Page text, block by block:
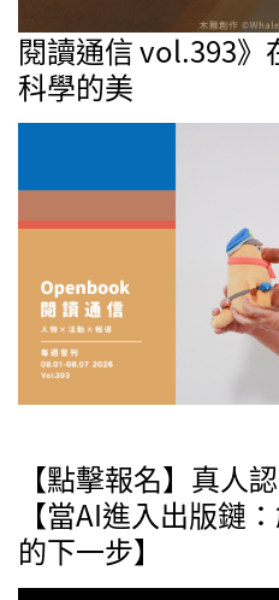
閱讀通信 vol.393》
科學的美
【點擊報名】真人
【當AI進入出版鏈
的下一步】